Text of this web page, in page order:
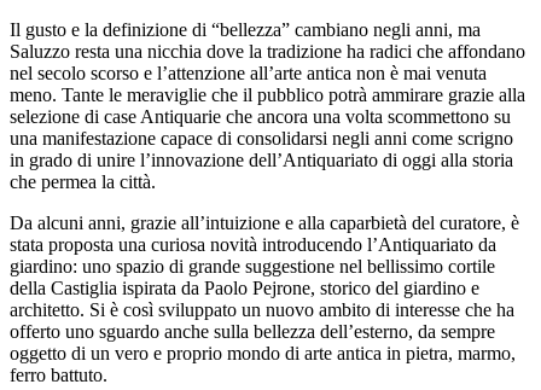
Il gusto e la definizione di “bellezza” cambiano negli anni, ma
Saluzzo resta una nicchia dove la tradizione ha radici che affondano
nel secolo scorso e l’attenzione all’arte antica non è mai venuta
meno. Tante le meraviglie che il pubblico potrà ammirare grazie alla
selezione di case Antiquarie che ancora una volta scommettono su
una manifestazione capace di consolidarsi negli anni come scrigno
in grado di unire l’innovazione dell’Antiquariato di oggi alla storia
che permea la città.
Da alcuni anni, grazie all’intuizione e alla caparbietà del curatore, è
stata proposta una curiosa novità introducendo l’Antiquariato da
giardino: uno spazio di grande suggestione nel bellissimo cortile
della Castiglia ispirata da Paolo Pejrone, storico del giardino e
architetto. Si è così sviluppato un nuovo ambito di interesse che ha
offerto uno sguardo anche sulla bellezza dell’esterno, da sempre
oggetto di un vero e proprio mondo di arte antica in pietra, marmo,
ferro battuto.